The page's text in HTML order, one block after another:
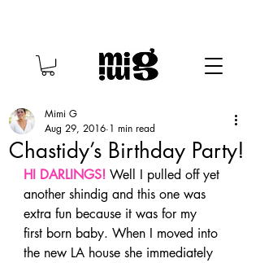
Chastidy’s Birthday Party!
Mimi G
Aug 29, 2016 1 min read
HI DARLINGS! Well I pulled off yet
another shindig and this one was
extra fun because it was for my
first born baby. When I moved into
the new LA house she immediately